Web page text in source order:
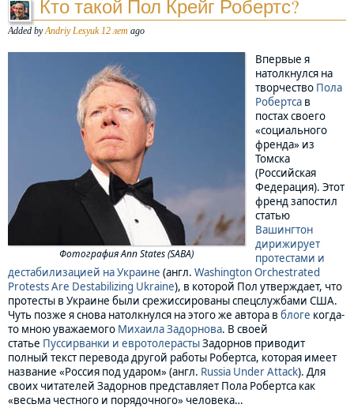
Кто такой Пол Крейг Робертс?
Added byAndriy Lesyuk 12 лет ago
Фотография Ann States (SABA)
Впервые я
натолкнулся на
творчество Пола
Робертса в
постах своего
«социального
френда» из
Томска
(Российская
Федерация). Этот
френд запостил
статью
Вашингтон
дирижирует
протестами и
дестабилизацией на Украине (англ. Washington Orchestrated
Protests Are Destabilizing Ukraine), в которой Пол утверждает, что
протесты в Украине были срежиссированы спецслужбами США.
Чуть позже я снова натолкнулся на этого же автора в блоге когда-
то мною уважаемого Михаила Задорнова. В своей
статье Пуссирванки и евротолерастыЗадорнов приводит
полный текст перевода другой работы Робертса, которая имеет
название «Россия под ударом» (англ. Russia Under Attack). Для
своих читателей Задорнов представляет Пола Робертса как
«весьма честного и порядочного» человека…